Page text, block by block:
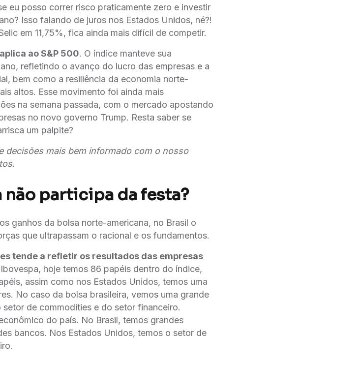
eu posso correr risco praticamente zero e investir
Isso falando de juros nos Estados Unidos, né?!
em 11,75%, fica ainda mais difícil de competir.
ao S&P 500. O índice manteve sua
refletindo o avanço do lucro das empresas e a
bem como a resiliência da economia norte-
altos. Esse movimento foi ainda mais
na semana passada, com o mercado apostando
no novo governo Trump. Resta saber se
um palpite?
decisões mais bem informado com o nosso
não participa da festa?
ganhos da bolsa norte-americana, no Brasil o
que ultrapassam o racional e os fundamentos.
tende a refletir os resultados das empresas
hoje temos 86 papéis dentro do índice,
assim como nos Estados Unidos, temos uma
No caso da bolsa brasileira, vemos uma grande
de commodities e do setor financeiro.
do país. No Brasil, temos grandes
bancos. Nos Estados Unidos, temos o setor de